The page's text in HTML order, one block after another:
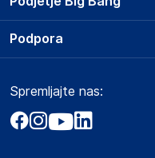
O podjetju
Obvestila za javnost
Akt o digitalnih storitvah
Storitve
Dostava, vnos in odvoz
Zavarovanje izdelkov
Podpora
Marketplace
Kako oddati naročilo?
Spremljajte nas: